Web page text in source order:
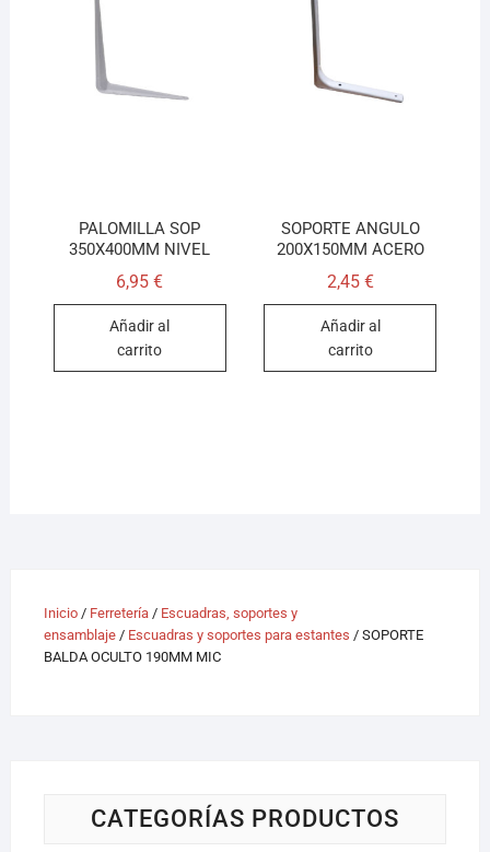
PALOMILLA SOP
350X400MM NIVEL
6,95€
Añadir al
carrito
SOPORTE ANGULO
200X150MM ACERO
2,45 €
Añadir al
carrito
Inicio/ Ferretería/ Escuadras, soportes y
ensamblaje/ Escuadras y soportes para estantes / SOPORTE
BALDA OCULTO 190MM MIC
CATEGORÍAS PRODUCTOS